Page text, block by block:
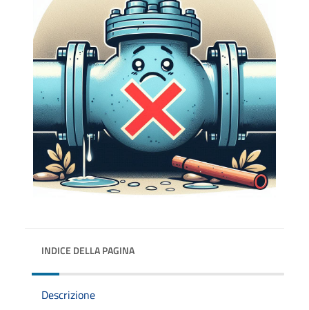
INDICE DELLA PAGINA
Descrizione